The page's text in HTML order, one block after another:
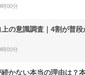
00分
の意識調査｜4割が普
00分
かない本当の理由は？